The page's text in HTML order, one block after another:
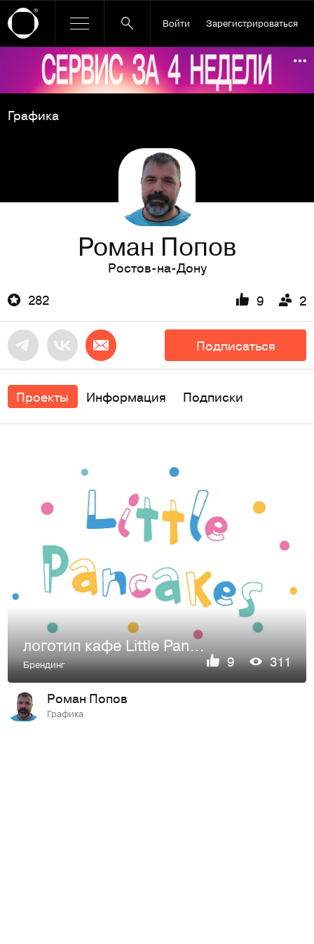
Войти Зарегистрироваться
Ссылка баннера
Графика
Роман Попов
Ростов-на-Дону
282
9 2
Подписаться
Проекты Информация Подписки
логотип кафе Little Pancakes
Брендинг 9 311
Роман Попов
Графика